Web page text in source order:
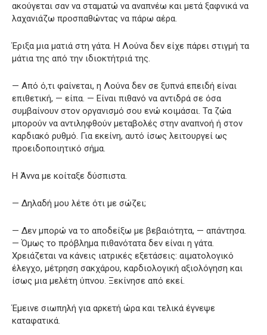
ακούγεται σαν να σταματώ να αναπνέω και μετά ξαφνικά να
λαχανιάζω προσπαθώντας να πάρω αέρα.
Έριξα μια ματιά στη γάτα. Η Λούνα δεν είχε πάρει στιγμή τα
μάτια της από την ιδιοκτήτριά της.
— Από ό,τι φαίνεται, η Λούνα δεν σε ξυπνά επειδή είναι
επιθετική, — είπα. — Είναι πιθανό να αντιδρά σε όσα
συμβαίνουν στον οργανισμό σου ενώ κοιμάσαι. Τα ζώα
μπορούν να αντιληφθούν μεταβολές στην αναπνοή ή στον
καρδιακό ρυθμό. Για εκείνη, αυτό ίσως λειτουργεί ως
προειδοποιητικό σήμα.
Η Άννα με κοίταξε δύσπιστα.
— Δηλαδή μου λέτε ότι με σώζει;
— Δεν μπορώ να το αποδείξω με βεβαιότητα, — απάντησα.
— Όμως το πρόβλημα πιθανότατα δεν είναι η γάτα.
Χρειάζεται να κάνεις ιατρικές εξετάσεις: αιματολογικό
έλεγχο, μέτρηση σακχάρου, καρδιολογική αξιολόγηση και
ίσως μια μελέτη ύπνου. Ξεκίνησε από εκεί.
Έμεινε σιωπηλή για αρκετή ώρα και τελικά έγνεψε
καταφατικά.